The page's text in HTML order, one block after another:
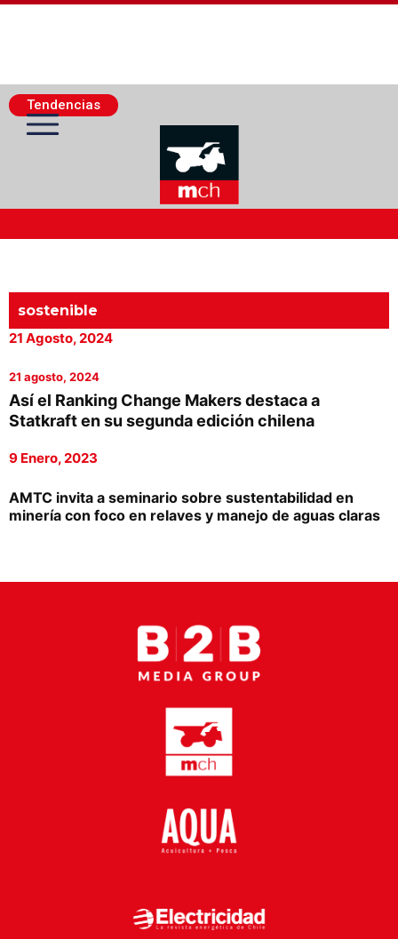
Tendencias
Actualidad Minera
Minería Superficie
Proveedores
Canal Digital
Columnas de Opinión
Designaciones
sostenible
21 Agosto, 2024
21 agosto, 2024
Así el Ranking Change Makers destaca a
Statkraft en su segunda edición chilena
9 Enero, 2023
AMTC invita a seminario sobre sustentabilidad en
minería con foco en relaves y manejo de aguas claras